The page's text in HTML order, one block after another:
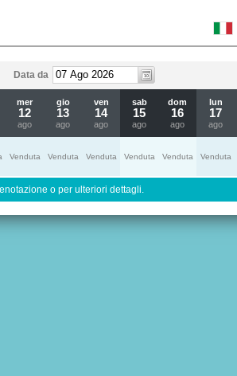
Data da
mer
12
ago
gio
13
ago
ven
14
ago
sab
15
ago
dom
16
ago
lun
17
ago
Venduta Venduta Venduta Venduta Venduta Venduta
o per ulteriori dettagli.